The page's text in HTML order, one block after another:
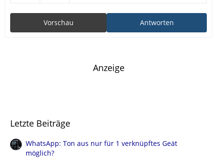
Antworten
Vorschau
Anzeige
Letzte Beiträge
WhatsApp: Ton aus nur für 1 verknüpftes Geät
möglich?